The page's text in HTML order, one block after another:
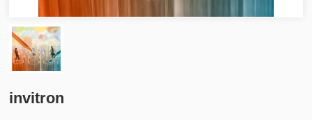
invitron